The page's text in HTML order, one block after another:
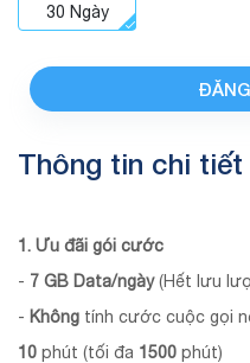
30 Ngày
Thông tin chi tiết
1. Ưu đãi gói cước
- 7 GB Data/ngày(Hết lưu
- Không tính cước cuộc gọi
10 phút (tối đa 1500 phút)